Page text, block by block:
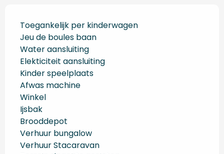
Toegankelijk per kinderwagen
Jeu de boules baan
Water aansluiting
Elekticiteit aansluiting
Kinder speelplaats
Afwas machine
Winkel
Ijsbak
Brooddepot
Verhuur bungalow
Verhuur Stacaravan